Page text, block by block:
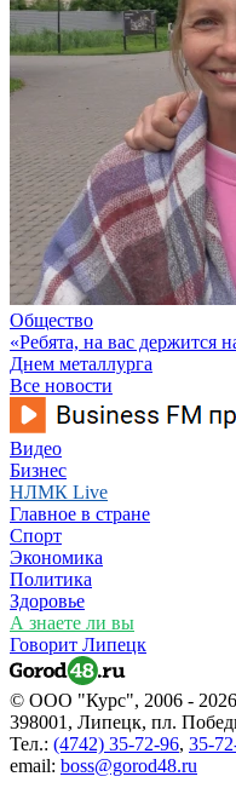
Общество
«Ребята, на вас держится
Днем металлурга
Все новости
Видео
Бизнес
НЛМК Live
Главное в стране
Спорт
Экономика
Политика
Здоровье
А знаете ли вы
Говорит Липецк
© ООО "Курс", 2006 - 2026
398001, Липецк, пл.
Тел.: (4742) 35-72-96, 35-
email: boss@gorod48.ru